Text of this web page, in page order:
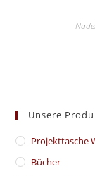
Unsere
​Projekttasche
Bücher